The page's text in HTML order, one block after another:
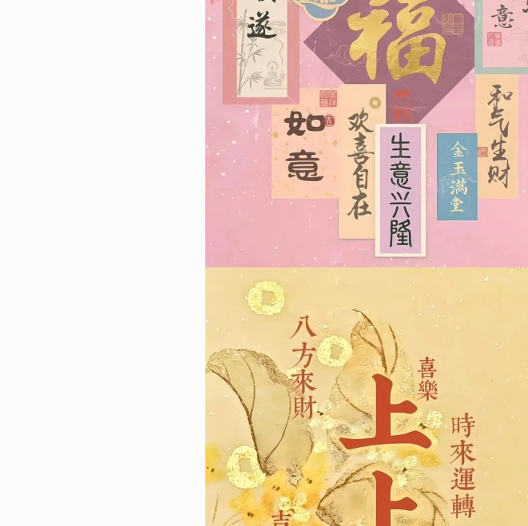
80317 2023-01-30 11:18:04
很有个性的超级好看的手机壁纸 2023最
流行潮图皮肤合集
2024年龙年火爆朋友圈吉祥壁纸 龙年大
吉大利壁纸合集
2023-01-16 15:00:06
肖战壁纸2023最新高清 喜欢的都拥有失
去的都释怀
2023-01-02 12:18:04
2023全新锁屏手机壁纸好看合集 很个性
的高级感的精致壁纸
22175 2023-02-03 23:18:04
2023最漂亮的手机壁纸合集 2023比较
火的手机壁纸大全
1
80317
很有个
2024年
吉大利
3
肖战壁
4
22175
2023最
火的手